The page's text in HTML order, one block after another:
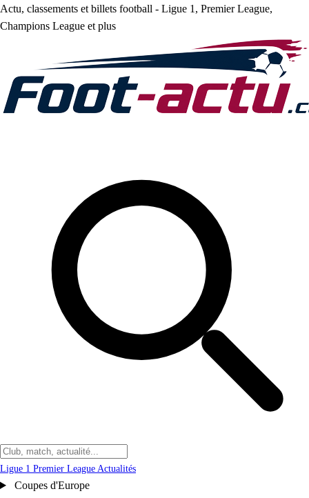
Actu, classements et billets football - Ligue 1, Premier League,
Champions League et plus
Ligue 1 Premier League Actualités
Coupes d'Europe